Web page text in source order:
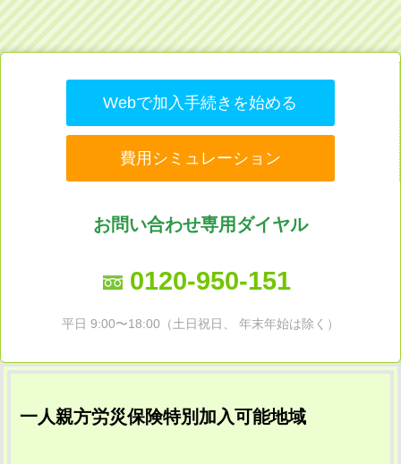
Webで加入手続きを始める
費用シミュレーション
お問い合わせ専用ダイヤル
0120-950-151
平日 9:00〜18:00（土日祝日、 年末年始は除く）
一人親方労災保険特別加入可能地域